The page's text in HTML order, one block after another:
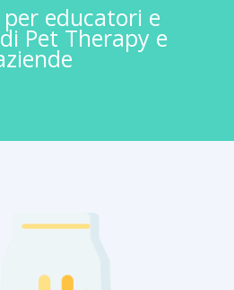
educatori e
Pet Therapy e